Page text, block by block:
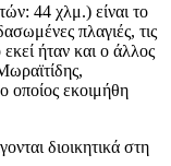
44 χλμ.) είναι το
πλαγιές, τις
ήταν και ο άλλος
οποίος εκοιμήθη
διοικητικά στη